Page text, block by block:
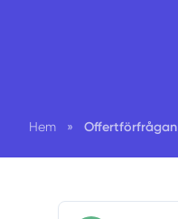
Hem » Offertförfrågan